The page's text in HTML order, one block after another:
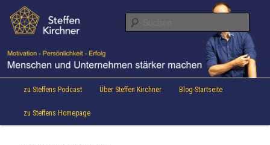
Inhalt
wechseln
sekundären
Inhalt
Steffen Kirchner Blog
Aktuelles von Speaker & Motivationstrainer Steffen Kirchner
Hauptmenü
zu Steffens Podcast Über Steffen Kirchner Blog-Startseite
zu Steffens Homepage